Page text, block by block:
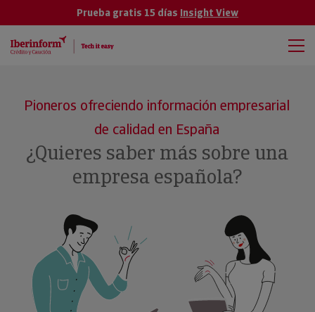
Prueba gratis 15 días Insight View
Pioneros ofreciendo información empresarial
de calidad en España
¿Quieres saber más sobre una
empresa española?